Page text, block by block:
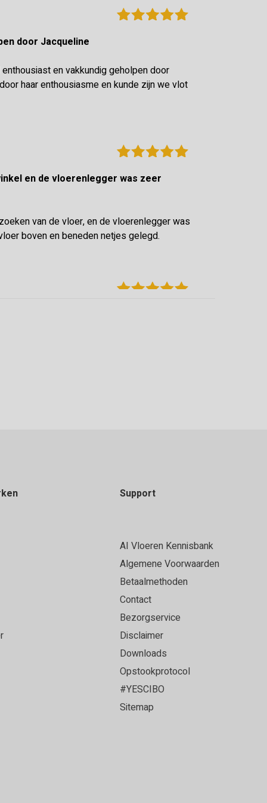
door Jacqueline
en vakkundig geholpen door
haar enthousiasme en kunde zijn we vlot
van de vloer, en de vloerenlegger was
boven en beneden netjes gelegd.
een ervaren vloerenlegger die onze PVC vloer
heeft gelegd. Alles strak afgewerkt en het
geworden!
en top vloer!
Support
AI Vloeren Kennisbank
Algemene Voorwaarden
Betaalmethoden
Contact
Bezorgservice
Disclaimer
Downloads
Opstookprotocol
#YESCIBO
Sitemap